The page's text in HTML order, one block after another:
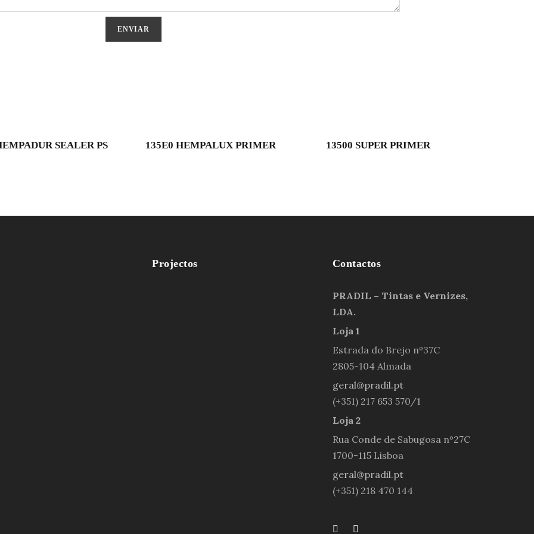
SEALER PS 135E0 HEMPALUX PRIMER 13500 SUPER PRIMER
Projectos Contactos
PRADIL – Tintas e Vernizes,
LDA.
Loja 1
Estrada do Brejo nº37C
2805-104 Almada
geral@pradil.pt
(+351) 217 653 570/1
Loja 2
Rua Conde de Sabugosa nº27C
1700-115 Lisboa
geral@pradil.pt
(+351) 218 470 144